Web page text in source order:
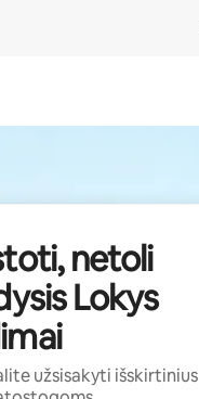
netoli
Lokys
užsisakyti išskirtinius